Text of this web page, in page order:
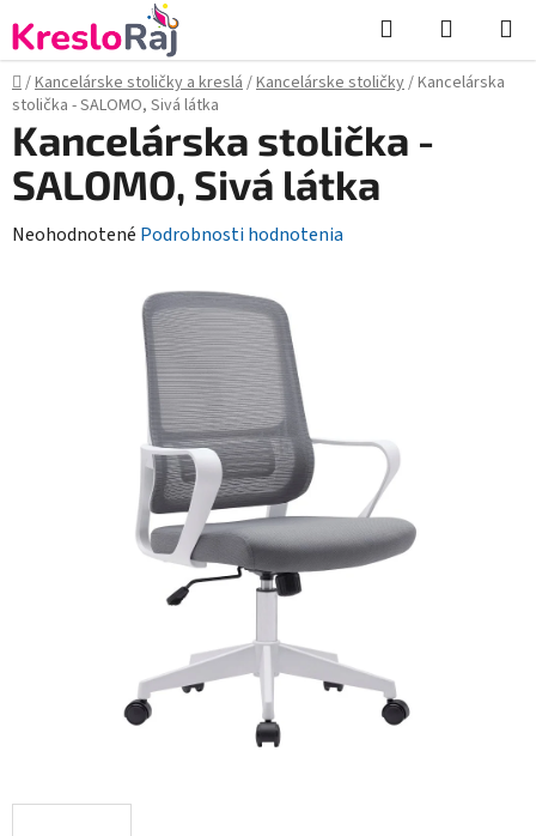
na
obsah
Hľadať
KOŠÍK
Domov
/Kancelárske stoličky a kreslá/Kancelárske stoličky/Kancelárska
stolička - SALOMO, Sivá látka
Kancelárska stolička -
SALOMO, Sivá látka
Priemerné
Neohodnotené Podrobnosti hodnotenia